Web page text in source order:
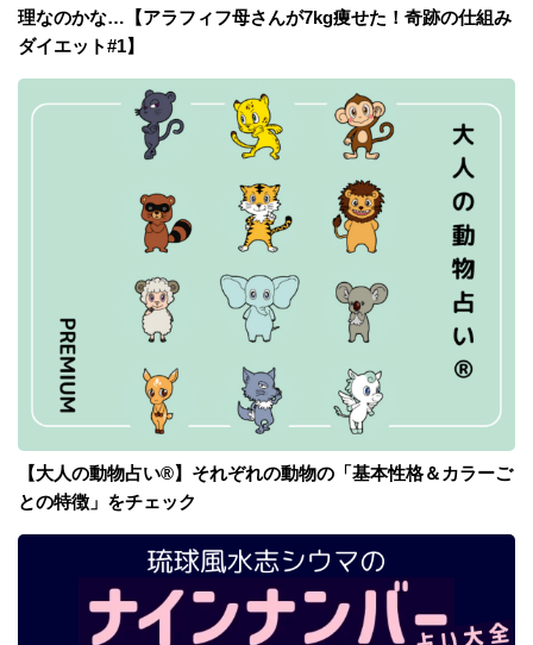
理なのかな…【アラフィフ母さんが7kg痩せた！奇跡の仕組み
ダイエット#1】
【大人の動物占い®】それぞれの動物の「基本性格＆カラーご
との特徴」をチェック